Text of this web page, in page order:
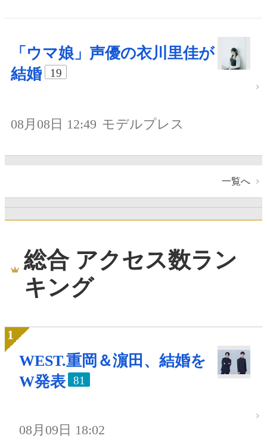
「ウマ娘」声優の衣川里佳が
結婚
19
08月08日 12:49 モデルプレス
一覧へ
総合 アクセス数ラン
キング
WEST.重岡＆濵田、結婚を
W発表
81
08月09日 18:02